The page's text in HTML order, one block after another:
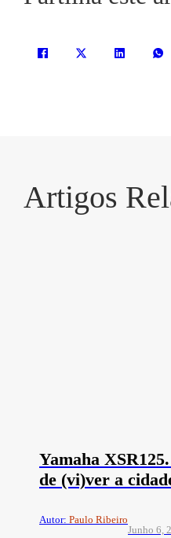
Artigos
Yamaha
de (vi)ver a
Autor: Paulo Ribeiro
Junho 6,